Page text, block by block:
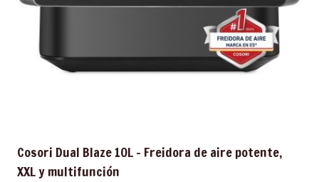
Cosori Dual Blaze 10L – Freidora de aire potente,
XXL y multifunción